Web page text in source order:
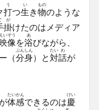
打
う
つ生
い
き物
もの
のような
掛
が
けたのはメディア
像
えいぞう
を浴
あ
びながら、
（分身
ぶんしん
）と対
たい
話
わ
が
体
たい
感
かん
できるのは慶
けい